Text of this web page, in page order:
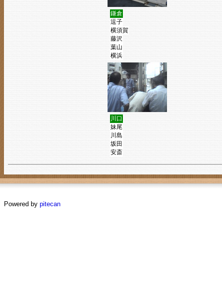
鎌倉
逗子
横須賀
藤沢
葉山
横浜
川口
妹尾
川島
坂田
安斎
Powered by pitecan